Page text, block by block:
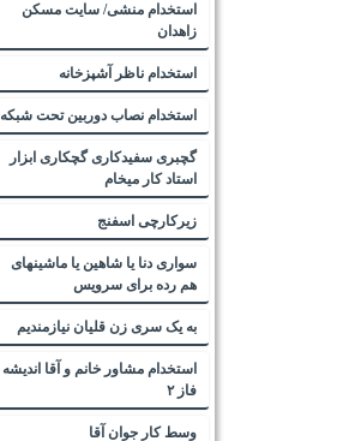
استخدام منشی/ سایت مسکن
زاهدان
استخدام ناظر آشپزخانه
استخدام نصاب دوربین تحت شبکه
گچبری سفیدکاری گچکاری ابزار
استاد کار میخام
زیرکارچی اسفنج
سواری دنا یا شاهین یا ماشینهای
هم رده برای سرویس
به یک سری زن قلیان نیازمندیم
استخدام مشاور خانم و آقا اندیشه
فاز ۲
وسط کار جوان آقا